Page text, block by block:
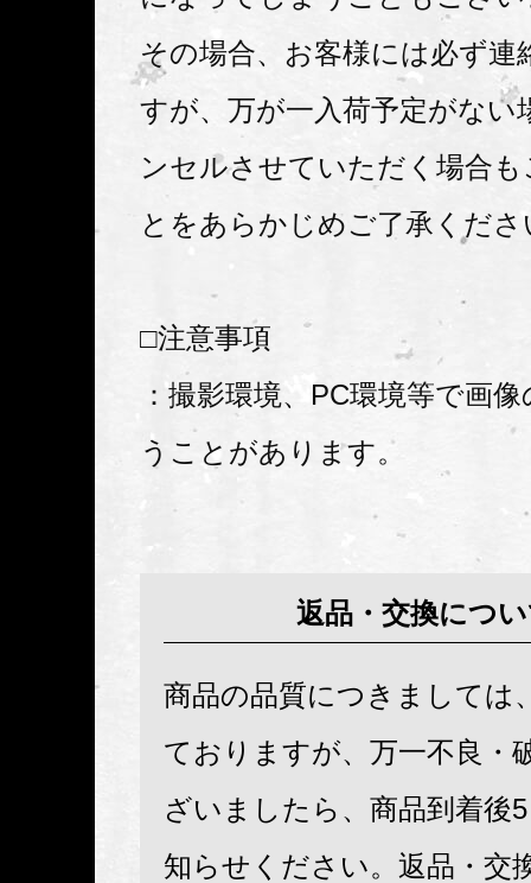
その場合、お客様には必ず連
すが、万が一入荷予定がない
ンセルさせていただく場合
とをあらかじめご了承くださ
□注意事項
：撮影環境、PC環境等で画
うことがあります。
返品・交換につ
商品の品質につきましては
ておりますが、万一不良・
ざいましたら、商品到着後
知らせください。返品・交